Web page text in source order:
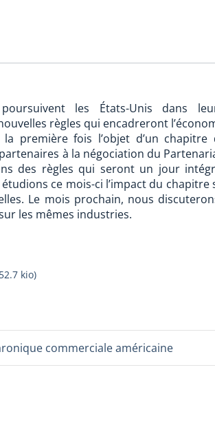
les États-Unis dans
règles qui encadreront
première fois l’objet d’un chapitre
à la négociation du
des règles qui seront un jour
ce mois-ci l’impact du
Le mois prochain, nous
les mêmes industries.
kio)
commerciale américaine